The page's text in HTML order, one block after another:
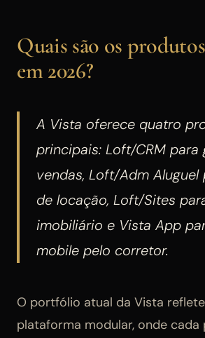
Quais são os
em 2026?
A Vista oferece quatro
principais: Loft/CRM para
vendas, Loft/Adm Aluguel
de locação, Loft/Sites
imobiliário e Vista App
mobile pelo corretor.
O portfólio atual da Vista
plataforma modular, onde